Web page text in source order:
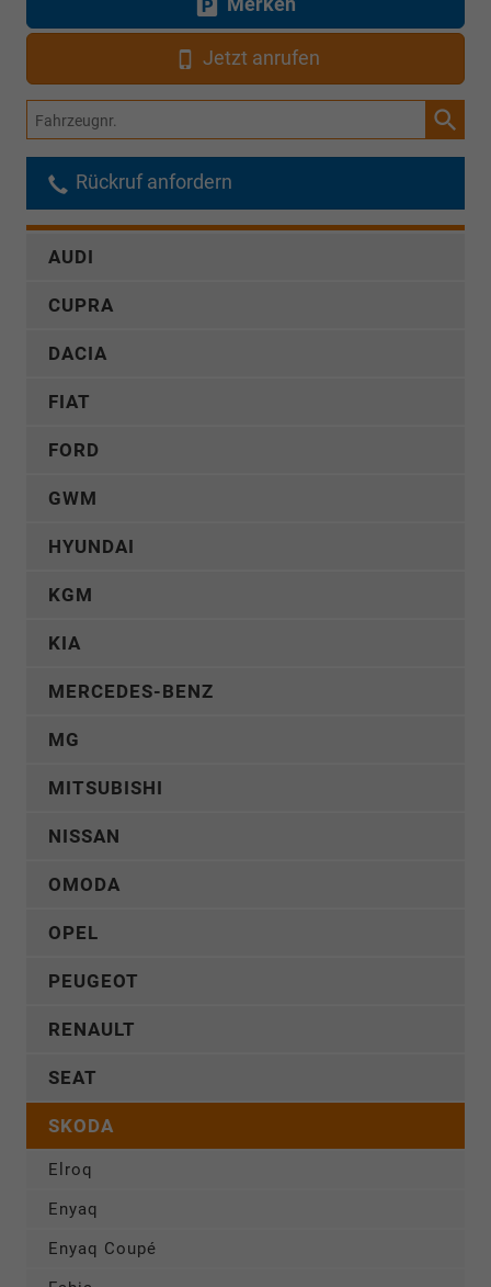
Jetzt anrufen
Fahrzeugnr.
Rückruf anfordern
AUDI
CUPRA
DACIA
FIAT
FORD
GWM
HYUNDAI
KGM
KIA
MERCEDES-BENZ
MG
MITSUBISHI
NISSAN
OMODA
OPEL
PEUGEOT
RENAULT
SEAT
SKODA
Elroq
Enyaq
Enyaq Coupé